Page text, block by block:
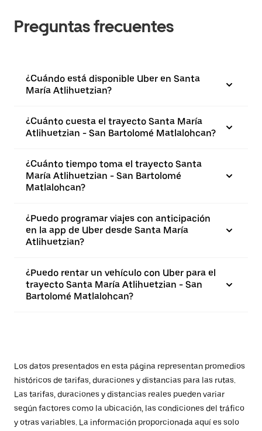
Preguntas frecuentes
¿Cuándo está disponible Uber en Santa
María Atlihuetzian?
¿Cuánto cuesta el trayecto Santa María
Atlihuetzian - San Bartolomé Matlalohcan?
¿Cuánto tiempo toma el trayecto Santa
María Atlihuetzian - San Bartolomé
Matlalohcan?
¿Puedo programar viajes con anticipación
en la app de Uber desde Santa María
Atlihuetzian?
¿Puedo rentar un vehículo con Uber para el
trayecto Santa María Atlihuetzian - San
Bartolomé Matlalohcan?
Los datos presentados en esta página representan promedios
históricos de tarifas, duraciones y distancias para las rutas.
Las tarifas, duraciones y distancias reales pueden variar
según factores como la ubicación, las condiciones del tráfico
y otras variables. La información proporcionada aquí es solo